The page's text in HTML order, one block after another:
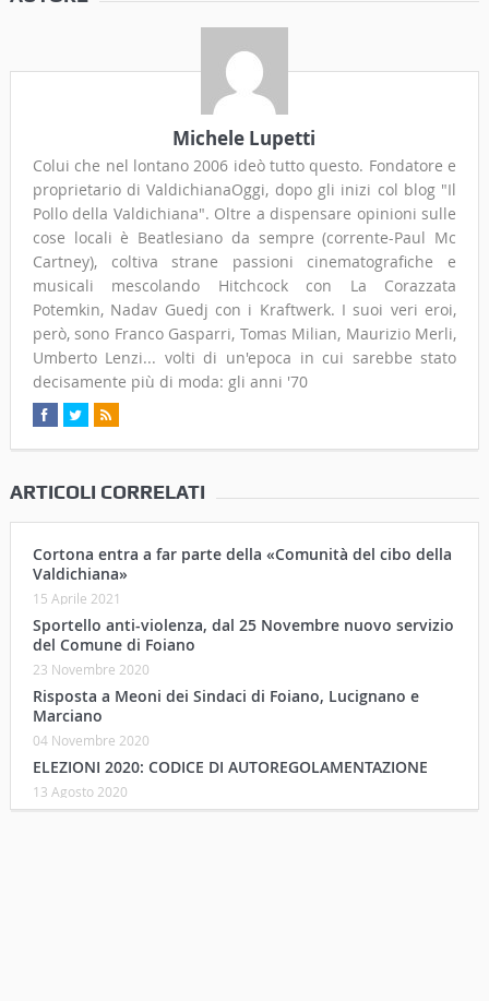
Michele Lupetti
Colui che nel lontano 2006 ideò tutto questo. Fondatore e
proprietario di ValdichianaOggi, dopo gli inizi col blog "Il
Pollo della Valdichiana". Oltre a dispensare opinioni sulle
cose locali è Beatlesiano da sempre (corrente-Paul Mc
Cartney), coltiva strane passioni cinematografiche e
musicali mescolando Hitchcock con La Corazzata
Potemkin, Nadav Guedj con i Kraftwerk. I suoi veri eroi,
però, sono Franco Gasparri, Tomas Milian, Maurizio Merli,
Umberto Lenzi... volti di un'epoca in cui sarebbe stato
decisamente più di moda: gli anni '70
ARTICOLI CORRELATI
Cortona entra a far parte della «Comunità del cibo della
Valdichiana»
15 Aprile 2021
Sportello anti-violenza, dal 25 Novembre nuovo servizio
del Comune di Foiano
23 Novembre 2020
Risposta a Meoni dei Sindaci di Foiano, Lucignano e
Marciano
04 Novembre 2020
ELEZIONI 2020: CODICE DI AUTOREGOLAMENTAZIONE
13 Agosto 2020